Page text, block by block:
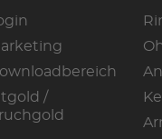
/